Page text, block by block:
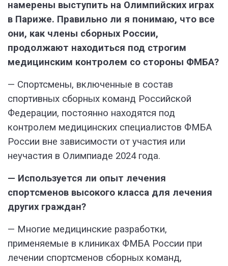
намерены выступить на Олимпийских играх
в Париже. Правильно ли я понимаю, что все
они, как члены сборных России,
продолжают находиться под строгим
медицинским контролем со стороны ФМБА?
— Спортсмены, включенные в состав
спортивных сборных команд Российской
Федерации, постоянно находятся под
контролем медицинских специалистов ФМБА
России вне зависимости от участия или
неучастия в Олимпиаде 2024 года.
— Используется ли опыт лечения
спортсменов высокого класса для лечения
других граждан?
— Многие медицинские разработки,
применяемые в клиниках ФМБА России при
лечении спортсменов сборных команд,